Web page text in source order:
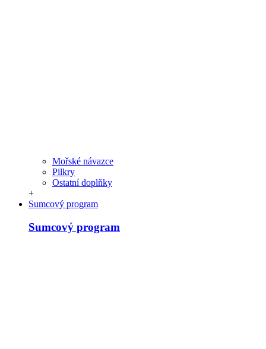
Mořské návazce
Pilkry
Ostatní doplňky
+
Sumcový program
Sumcový program